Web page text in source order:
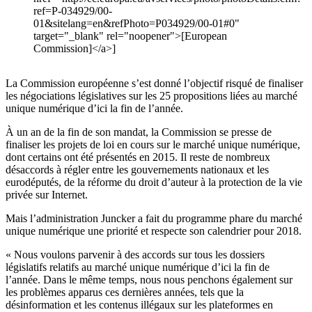
ref=P-034929/00-
01&sitelang=en&refPhoto=P034929/00-01#0"
target="_blank" rel="noopener">[European
Commission]</a>]
La Commission européenne s’est donné l’objectif risqué de finaliser
les négociations législatives sur les 25 propositions liées au marché
unique numérique d’ici la fin de l’année.
À un an de la fin de son mandat, la Commission se presse de
finaliser les projets de loi en cours sur le marché unique numérique,
dont certains ont été présentés en 2015. Il reste de nombreux
désaccords à régler entre les gouvernements nationaux et les
eurodéputés, de la réforme du droit d’auteur à la protection de la vie
privée sur Internet.
Mais l’administration Juncker a fait du programme phare du marché
unique numérique une priorité et respecte son calendrier pour 2018.
« Nous voulons parvenir à des accords sur tous les dossiers
législatifs relatifs au marché unique numérique d’ici la fin de
l’année. Dans le même temps, nous nous penchons également sur
les problèmes apparus ces dernières années, tels que la
désinformation et les contenus illégaux sur les plateformes en